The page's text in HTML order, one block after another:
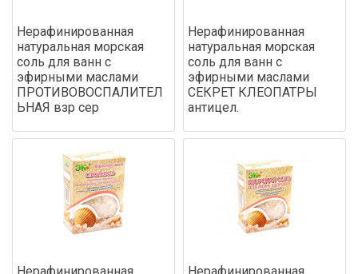
Нерафинированная
натуральная морская
соль для ванн с
эфирными маслами
ПРОТИВОВОСПАЛИТЕЛ
ЬНАЯ взр сер
Нерафинированная
натуральная морская
соль для ванн с
эфирными маслами
СЕКРЕТ КЛЕОПАТРЫ
антицел.
Нерафинированная
Нерафинированная